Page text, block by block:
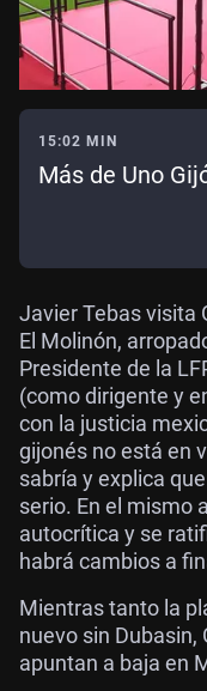
15:02 MIN
Más de Uno
Javier Tebas visita
El Molinón,
Presidente de la
(como dirigente y
con la justicia
gijonés no está en
sabría y explica
serio. En el mismo
autocrítica y se
habrá cambios a
Mientras tanto la
nuevo sin Dubasin,
apuntan a baja en